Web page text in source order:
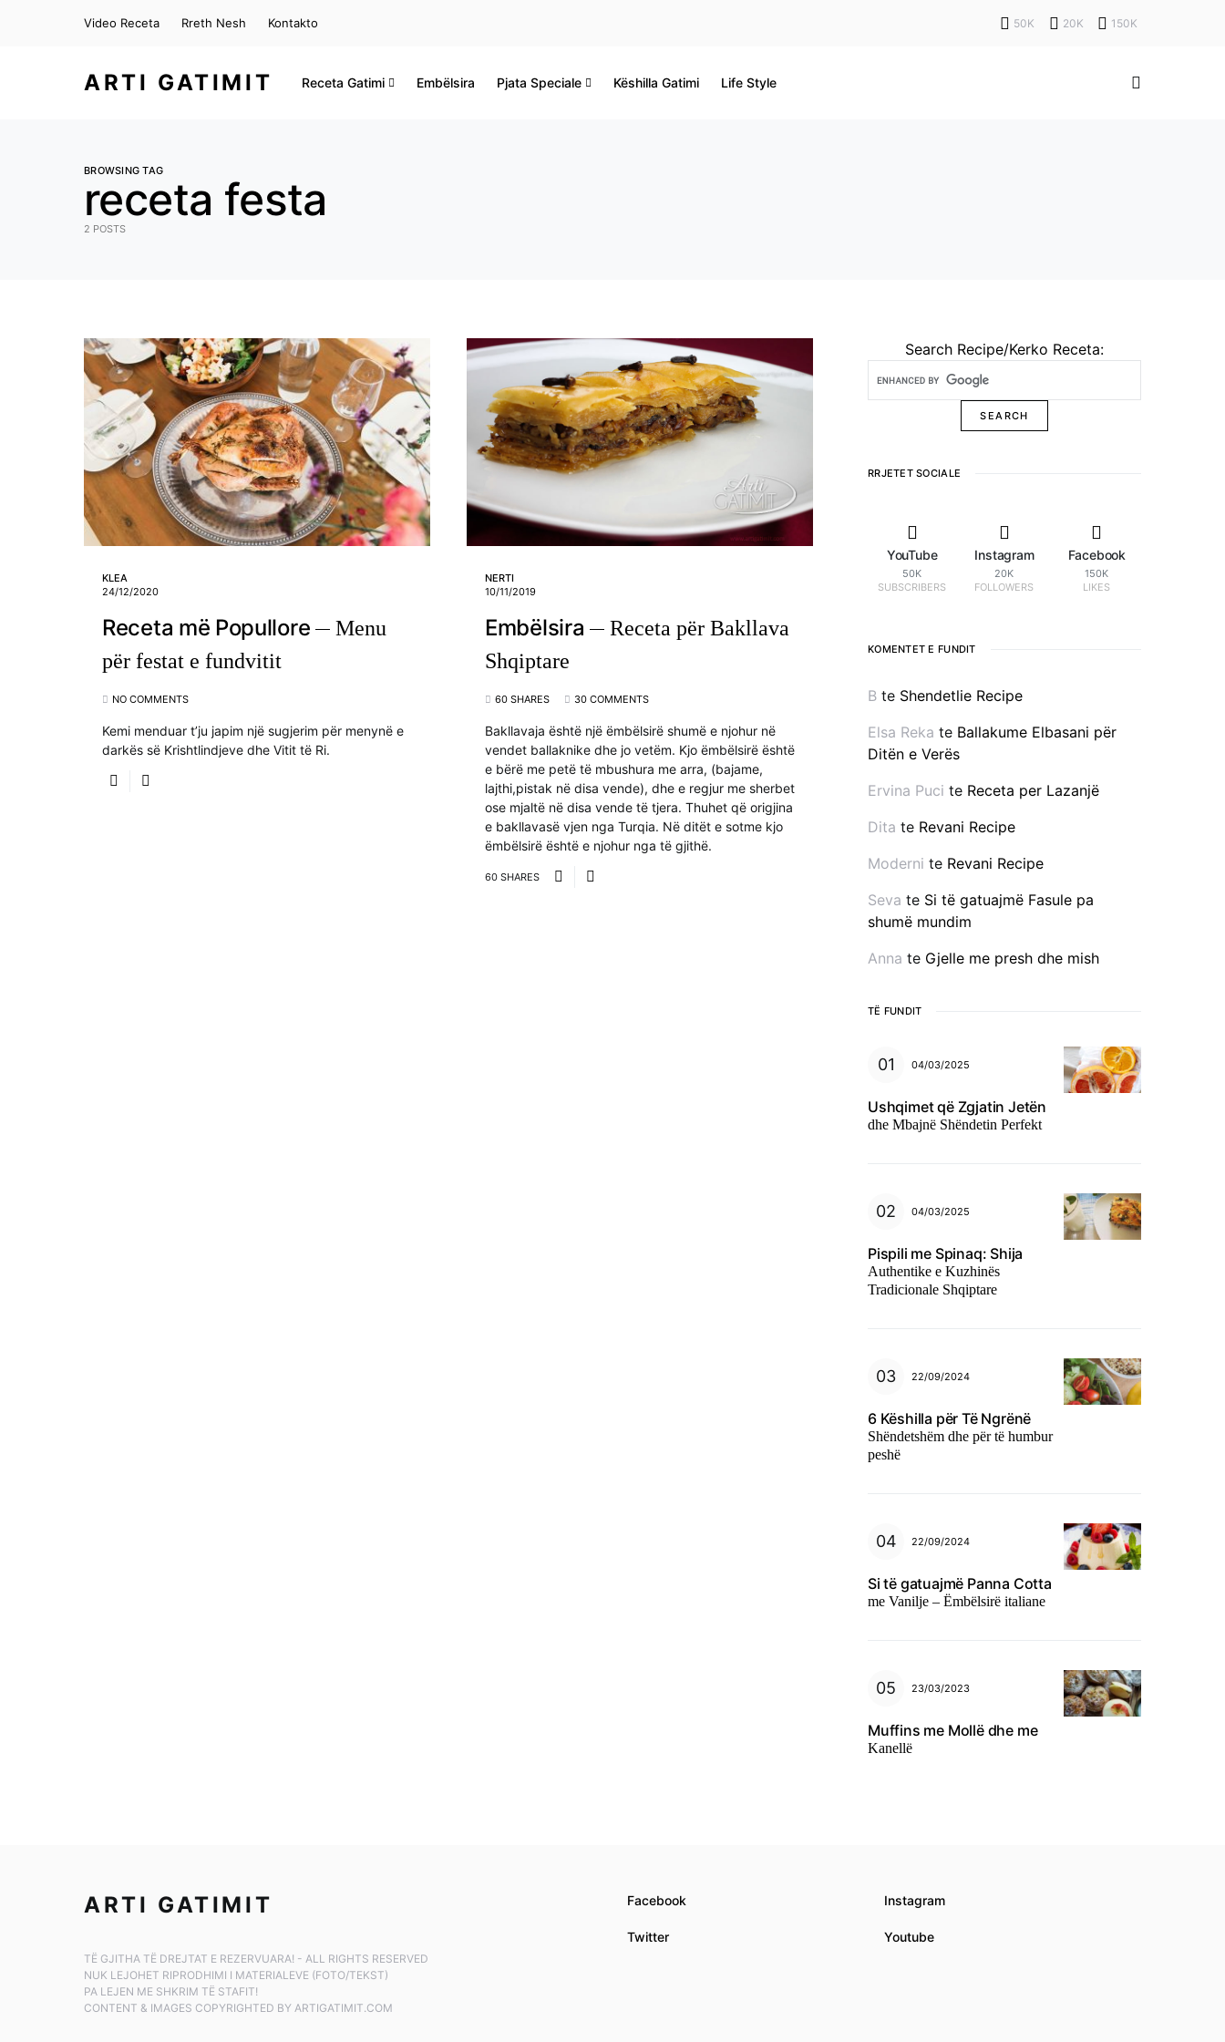
Video Receta Rreth Nesh Kontakto 50K 20K 150K
ARTI GATIMIT Receta Gatimi Embëlsira Pjata Speciale Këshilla Gatimi Life Style
BROWSING TAG
receta festa
2 POSTS
KLEA
24/12/2020
Receta më Popullore
Menu
për festat e fundvitit
NO COMMENTS
Kemi menduar t’ju japim një sugjerim për menynë e
darkës së Krishtlindjeve dhe Vitit të Ri.
NERTI
10/11/2019
Embëlsira
Receta për Bakllava
Shqiptare
60 SHARES 30 COMMENTS
Bakllavaja është një ëmbëlsirë shumë e njohur në
vendet ballaknike dhe jo vetëm. Kjo ëmbëlsirë është
e bërë me petë të mbushura me arra, (bajame,
lajthi,pistak në disa vende), dhe e regjur me sherbet
ose mjaltë në disa vende të tjera. Thuhet që origjina
e bakllavasë vjen nga Turqia. Në ditët e sotme kjo
ëmbëlsirë është e njohur nga të gjithë.
60 SHARES
Search Recipe/Kerko Receta:
RRJETET SOCIALE
YouTube
50K
SUBSCRIBERS
Instagram
20K
FOLLOWERS
Facebook
150K
LIKES
KOMENTET E FUNDIT
B te Shendetlie Recipe
Elsa Reka te Ballakume Elbasani për
Ditën e Verës
Ervina Puci te Receta per Lazanjë
Dita te Revani Recipe
Moderni te Revani Recipe
Seva te Si të gatuajmë Fasule pa
shumë mundim
Anna te Gjelle me presh dhe mish
TË FUNDIT
04/03/2025
Ushqimet që Zgjatin Jetën
dhe Mbajnë Shëndetin Perfekt
04/03/2025
Pispili me Spinaq: Shija
Authentike e Kuzhinës
Tradicionale Shqiptare
22/09/2024
6 Këshilla për Të Ngrënë
Shëndetshëm dhe për të humbur
peshë
22/09/2024
Si të gatuajmë Panna Cotta
me Vanilje – Ëmbëlsirë italiane
23/03/2023
Muffins me Mollë dhe me
Kanellë
ARTI GATIMIT
TË GJITHA TË DREJTAT E REZERVUARA! - ALL RIGHTS RESERVED
NUK LEJOHET RIPRODHIMI I MATERIALEVE (FOTO/TEKST)
PA LEJEN ME SHKRIM TË STAFIT!
CONTENT & IMAGES COPYRIGHTED BY ARTIGATIMIT.COM
Facebook Instagram
Twitter Youtube